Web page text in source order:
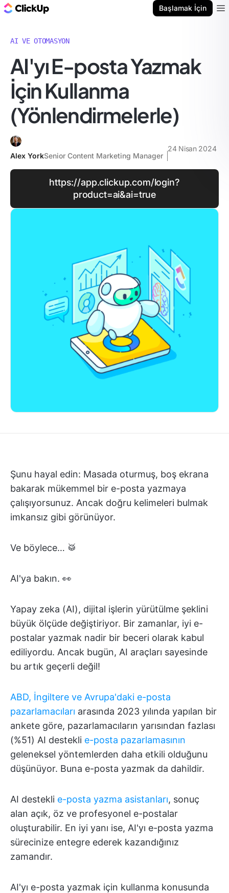
Başlamak İçin
AI VE OTOMASYON
AI'yı E-posta Yazmak
İçin Kullanma
(Yönlendirmelerle)
Alex YorkSenior Content Marketing Manager
24 Nisan 2024
https://app.clickup.com/login?
product=ai&ai=true
Şunu hayal edin: Masada oturmuş, boş ekrana
bakarak mükemmel bir e-posta yazmaya
çalışıyorsunuz. Ancak doğru kelimeleri bulmak
imkansız gibi görünüyor.
Ve böylece… 🥁
AI'ya bakın. 👀
Yapay zeka (AI), dijital işlerin yürütülme şeklini
büyük ölçüde değiştiriyor. Bir zamanlar, iyi e-
postalar yazmak nadir bir beceri olarak kabul
ediliyordu. Ancak bugün, AI araçları sayesinde
bu artık geçerli değil!
ABD, İngiltere ve Avrupa'daki e-posta
pazarlamacıları arasında 2023 yılında yapılan bir
ankete göre, pazarlamacıların yarısından fazlası
(%51) AI destekli e-posta pazarlamasının
geleneksel yöntemlerden daha etkili olduğunu
düşünüyor. Buna e-posta yazmak da dahildir.
AI destekli e-posta yazma asistanları, sonuç
alan açık, öz ve profesyonel e-postalar
oluşturabilir. En iyi yanı ise, AI'yı e-posta yazma
sürecinize entegre ederek kazandığınız
zamandır.
AI'yı e-posta yazmak için kullanma konusunda